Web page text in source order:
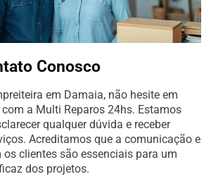
Conosco
em Damaia, não hesite em
a Multi Reparos 24hs. Estamos
qualquer dúvida e receber
Acreditamos que a comunicação e
clientes são essenciais para um
dos projetos.